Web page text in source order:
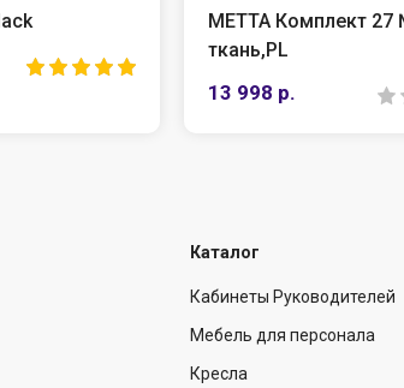
МЕТТА Комплект 27 №19
Каталог
Кабинеты Руководителей
Мебель для персонала
Кресла